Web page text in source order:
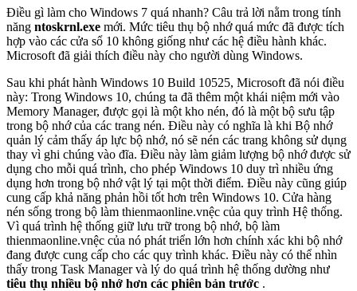
Điều gì làm cho Windows 7 quá nhanh? Câu trả lời nằm trong tính
năng ntoskrnl.exe mới. Mức tiêu thụ bộ nhớ quá mức đã được tích
hợp vào các cửa sổ 10 không giống như các hệ điều hành khác.
Microsoft đã giải thích điều này cho người dùng Windows.
Sau khi phát hành Windows 10 Build 10525, Microsoft đã nói điều
này: Trong Windows 10, chúng ta đã thêm một khái niệm mới vào
Memory Manager, được gọi là một kho nén, đó là một bộ sưu tập
trong bộ nhớ của các trang nén. Điều này có nghĩa là khi Bộ nhớ
quản lý cảm thấy áp lực bộ nhớ, nó sẽ nén các trang không sử dụng
thay vì ghi chúng vào đĩa. Điều này làm giảm lượng bộ nhớ được sử
dụng cho mỗi quá trình, cho phép Windows 10 duy trì nhiều ứng
dụng hơn trong bộ nhớ vật lý tại một thời điểm. Điều này cũng giúp
cung cấp khả năng phản hồi tốt hơn trên Windows 10. Cửa hàng
nén sống trong bộ làm thienmaonline.vnệc của quy trình Hệ thống.
Vì quá trình hệ thống giữ lưu trữ trong bộ nhớ, bộ làm
thienmaonline.vnệc của nó phát triển lớn hơn chính xác khi bộ nhớ
đang được cung cấp cho các quy trình khác. Điều này có thể nhìn
thấy trong Task Manager và lý do quá trình hệ thống dường như
tiêu thụ nhiều bộ nhớ hơn các phiên bản trước .